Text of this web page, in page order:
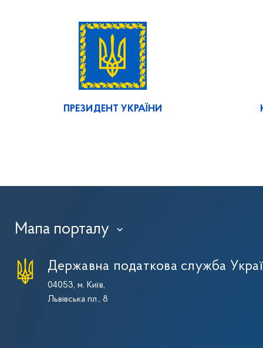
ПРЕЗИДЕНТ УКРАЇНИ
Мапа порталу ›
Державна податкова служба
04053, м. Київ,
Львівська пл., 8